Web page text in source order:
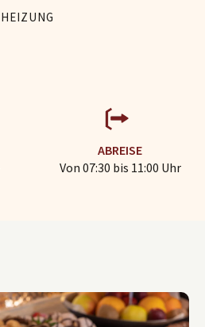
HEIZUNG
ABREISE
Von 07:30 bis 11:00 Uhr